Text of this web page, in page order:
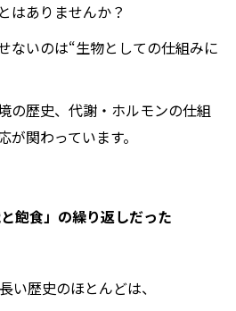
はありませんか？
ないのは“生物としての仕組みに
の歴史、代謝・ホルモンの仕組
関わっています。
飽食」の繰り返しだった
い歴史のほとんどは、